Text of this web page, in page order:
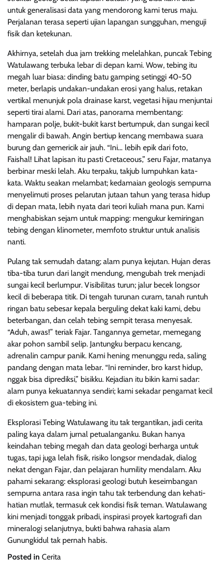
untuk generalisasi data yang mendorong kami terus maju.
Perjalanan terasa seperti ujian lapangan sungguhan, menguji
fisik dan ketekunan.
Akhirnya, setelah dua jam trekking melelahkan, puncak Tebing
Watulawang terbuka lebar di depan kami. Wow, tebing itu
megah luar biasa: dinding batu gamping setinggi 40-50
meter, berlapis undakan-undakan erosi yang halus, retakan
vertikal menunjuk pola drainase karst, vegetasi hijau menjuntai
seperti tirai alami. Dari atas, panorama membentang:
hamparan polje, bukit-bukit karst bertumpuk, dan sungai kecil
mengalir di bawah. Angin bertiup kencang membawa suara
burung dan gemericik air jauh. “Ini… lebih epik dari foto,
Faishal! Lihat lapisan itu pasti Cretaceous,” seru Fajar, matanya
berbinar meski lelah. Aku terpaku, takjub lumpuhkan kata-
kata. Waktu seakan melambat; kedamaian geologis sempurna
menyelimuti proses pelarutan jutaan tahun yang terasa hidup
di depan mata, lebih nyata dari teori kuliah mana pun. Kami
menghabiskan sejam untuk mapping: mengukur kemiringan
tebing dengan klinometer, memfoto struktur untuk analisis
nanti.
Pulang tak semudah datang; alam punya kejutan. Hujan deras
tiba-tiba turun dari langit mendung, mengubah trek menjadi
sungai kecil berlumpur. Visibilitas turun; jalur becek longsor
kecil di beberapa titik. Di tengah turunan curam, tanah runtuh
ringan batu sebesar kepala berguling dekat kaki kami, debu
beterbangan, dan celah tebing sempit terasa menyesak.
“Aduh, awas!” teriak Fajar. Tangannya gemetar, memegang
akar pohon sambil selip. Jantungku berpacu kencang,
adrenalin campur panik. Kami hening menunggu reda, saling
pandang dengan mata lebar. “Ini reminder, bro karst hidup,
nggak bisa diprediksi,” bisikku. Kejadian itu bikin kami sadar:
alam punya kekuatannya sendiri; kami sekadar pengamat kecil
di ekosistem gua-tebing ini.
Eksplorasi Tebing Watulawang itu tak tergantikan, jadi cerita
paling kaya dalam jurnal petualanganku. Bukan hanya
keindahan tebing megah dan data geologi berharga untuk
tugas, tapi juga lelah fisik, risiko longsor mendadak, dialog
nekat dengan Fajar, dan pelajaran humility mendalam. Aku
pahami sekarang: eksplorasi geologi butuh keseimbangan
sempurna antara rasa ingin tahu tak terbendung dan kehati-
hatian mutlak, termasuk cek kondisi fisik teman. Watulawang
kini menjadi tonggak pribadi, inspirasi proyek kartografi dan
mineralogi selanjutnya, bukti bahwa rahasia alam
Gunungkidul tak pernah habis.
Posted in Cerita